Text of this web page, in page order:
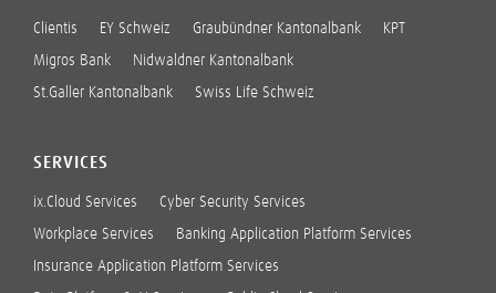
Clientis EY Schweiz Graubündner Kantonalbank KPT
Migros Bank Nidwaldner Kantonalbank
St.Galler Kantonalbank Swiss Life Schweiz
SERVICES
ix.Cloud Services Cyber Security Services
Workplace Services Banking Application Platform Services
Insurance Application Platform Services